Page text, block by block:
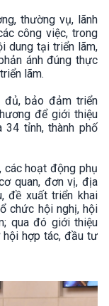
thường vụ, lãnh
công việc, trong
dung tại triển lãm,
ánh đúng thực
lãm.
đủ, bảo đảm triển
để giới thiệu
tỉnh, thành phố
các hoạt động phụ
quan, đơn vị, địa
đề xuất triển khai
chức hội nghị, hội
qua đó giới thiệu
hợp tác, đầu tư